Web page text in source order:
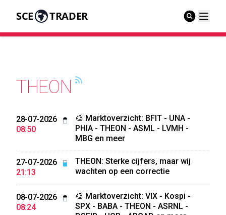
SCE TRADER
THEON
28-07-2026
08:50
🎨 Marktoverzicht: BFIT - UNA -
PHIA - THEON - ASML - LVMH -
MBG en meer
27-07-2026
21:13
THEON: Sterke cijfers, maar wij
wachten op een correctie
08-07-2026
08:24
🎨 Marktoverzicht: VIX - Kospi -
SPX - BABA - THEON - ASRNL -